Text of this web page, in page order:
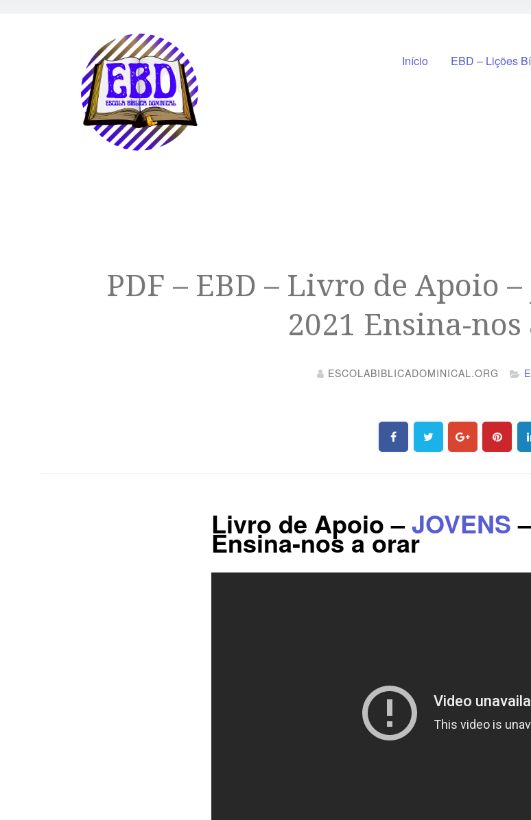
Pular para o conteúdo
Início EBD – Lições
PDF – EBD – Livro de Apoio –
2021 Ensina-
ESCOLABIBLICADOMINICAL.ORG
Livro de Apoio – JOVENS
Ensina-nos a orar